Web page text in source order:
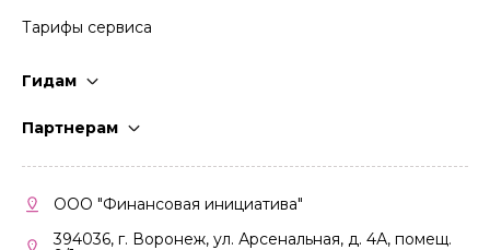
Тарифы сервиса
Гидам
Партнерам
Кабинет партнера
Правила участия
ООО "Финансовая инициатива"
394036, г. Воронеж, ул. Арсенальная, д. 4А, помещ.